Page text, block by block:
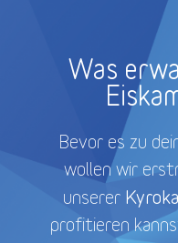
Was
Bevor es zu
wollen wir
unserer
profitieren